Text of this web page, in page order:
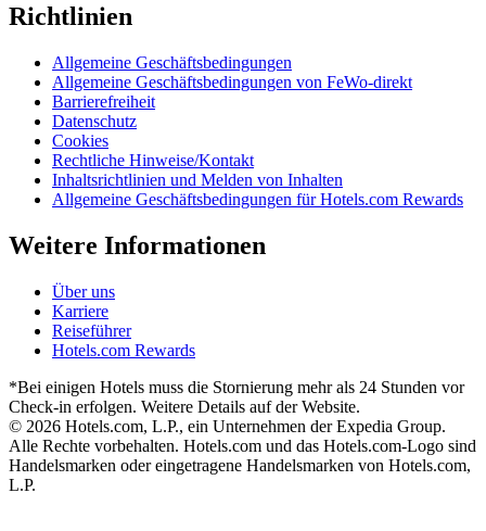
Richtlinien
Allgemeine Geschäftsbedingungen
Allgemeine Geschäftsbedingungen von FeWo-direkt
Barrierefreiheit
Datenschutz
Cookies
Rechtliche Hinweise/Kontakt
Inhaltsrichtlinien und Melden von Inhalten
Allgemeine Geschäftsbedingungen für Hotels.com Rewards
Weitere Informationen
Über uns
Karriere
Reiseführer
Hotels.com Rewards
*Bei einigen Hotels muss die Stornierung mehr als 24 Stunden vor
Check-in erfolgen. Weitere Details auf der Website.
© 2026 Hotels.com, L.P., ein Unternehmen der Expedia Group.
Alle Rechte vorbehalten. Hotels.com und das Hotels.com-Logo sind
Handelsmarken oder eingetragene Handelsmarken von Hotels.com,
L.P.